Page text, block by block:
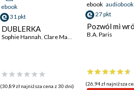
ebook
31 pkt
DUBLERKA
Sophie Hannah, Clare Mackintosh ,B.A. Paris
(30,89 zł najniższa cena z 30 dni)
ebook audiobook
27 pkt
Pozwól mi
B.A. Paris
(26,94 zł najniższa